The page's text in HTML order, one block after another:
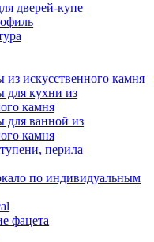
дверей-купе
искусственного камня
кухни из
камня
ванной из
камня
перила
по индивидуальным
фацета